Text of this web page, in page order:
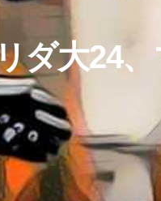
ダ大24